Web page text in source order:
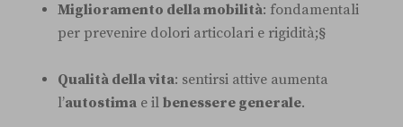
Miglioramento della mobilità: fondamentali
per prevenire dolori articolari e rigidità;§
Qualità della vita: sentirsi attive aumenta
l’autostima e il benessere generale.